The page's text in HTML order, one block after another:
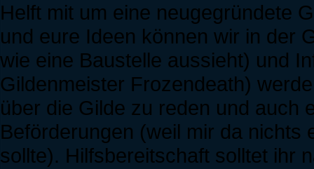
Helft mit um eine neugegründete
und eure Ideen können wir in der
wie eine Baustelle aussieht) und
Gildenmeister Frozendeath)
über die Gilde zu reden und auch
Beförderungen (weil mir da nichts
sollte). Hilfsbereitschaft solltet ihr